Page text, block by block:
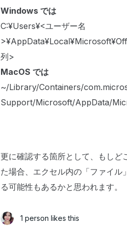
Windows では
C:¥Users¥<ユーザー名
列>
MacOS では
~/Library/Containers/
Support/Microsoft/AppData/
更に確認する箇所として、もしど
た場合、エクセル内の「ファイ
る可能性もあるかと思われます。
1 person likes this